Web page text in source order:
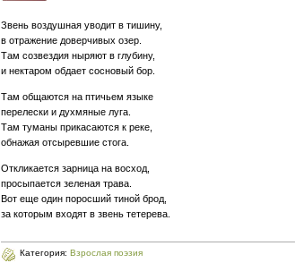
Звень воздушная уводит в тишину,
в отражение доверчивых озер.
Там созвездия ныряют в глубину,
и нектаром обдает сосновый бор.
Там общаются на птичьем языке
перелески и духмяные луга.
Там туманы прикасаются к реке,
обнажая отсыревшие стога.
Откликается зарница на восход,
просыпается зеленая трава.
Вот еще один поросший тиной брод,
за которым входят в звень тетерева.
Категория: Взрослая поэзия